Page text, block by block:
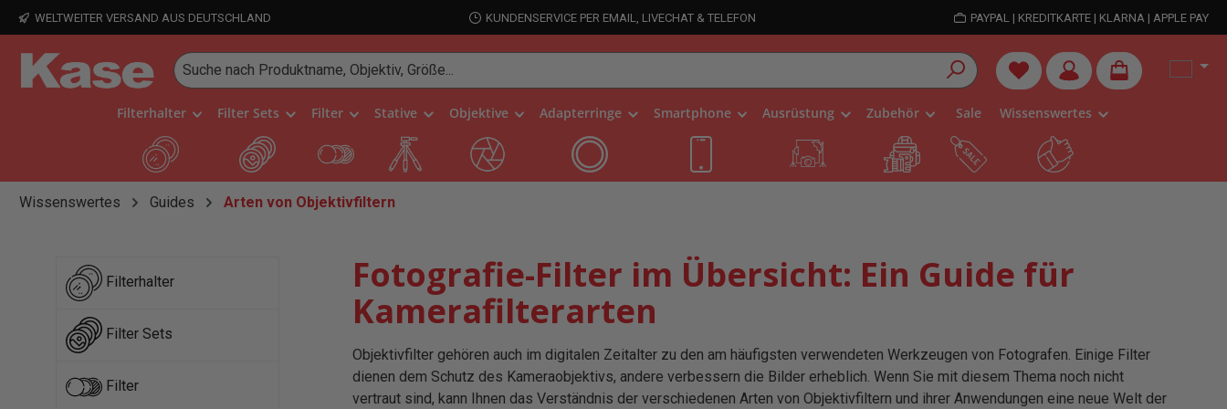
Hauptinhalt springen
Zur Suche springen
Zur Hauptnavigation springen
WELTWEITER VERSAND AUS DEUTSCHLAND KUNDENSERVICE PER EMAIL, LIVECHAT & TELEFON PAYPAL | KREDITKARTE | KLARNA | APPLE PAY
Du hast 0 Produkte auf dem
Filterhalter Filter Sets Filter Stative Objektive Adapterringe Smartphone Ausrüstung Zubehör Sale Wissenswertes
Wissenswertes Guides Arten von Objektivfiltern
Filterhalter
Filter Sets
Filter
Fotografie-Filter im Übersicht: Ein Guide für
Kamerafilterarten
Objektivfilter gehören auch im digitalen Zeitalter zu den am häufigsten verwendeten Werkzeugen von Fotografen. Einige Filter
dienen dem Schutz des Kameraobjektivs, andere verbessern die Bilder erheblich. Wenn Sie mit diesem Thema noch nicht
vertraut sind, kann Ihnen das Verständnis der verschiedenen Arten von Objektivfiltern und ihrer Anwendungen eine neue Welt der